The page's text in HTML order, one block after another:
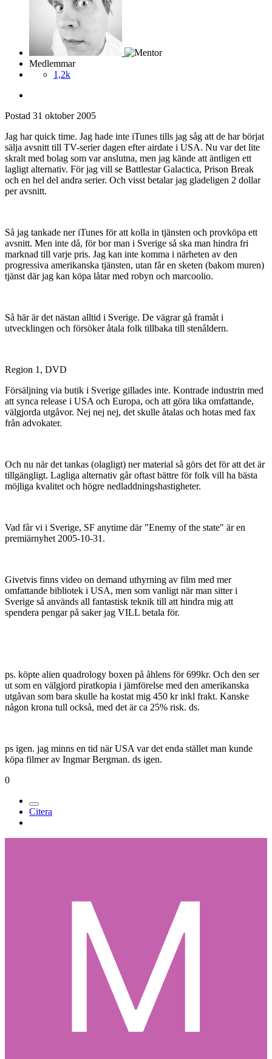
Medlemmar
1,2k
Postad 31 oktober 2005
Jag har quick time. Jag hade inte iTunes tills jag såg att de har börjat
sälja avsnitt till TV-serier dagen efter airdate i USA. Nu var det lite
skralt med bolag som var anslutna, men jag kände att äntligen ett
lagligt alternativ. För jag vill se Battlestar Galactica, Prison Break
och en hel del andra serier. Och visst betalar jag gladeligen 2 dollar
per avsnitt.
Så jag tankade ner iTunes för att kolla in tjänsten och provköpa ett
avsnitt. Men inte då, för bor man i Sverige så ska man hindra fri
marknad till varje pris. Jag kan inte komma i närheten av den
progressiva amerikanska tjänsten, utan får en sketen (bakom muren)
tjänst där jag kan köpa låtar med robyn och marcoolio.
Så här är det nästan alltid i Sverige. De vägrar gå framåt i
utvecklingen och försöker åtala folk tillbaka till stenåldern.
Region 1, DVD
Försäljning via butik i Sverige gillades inte. Kontrade industrin med
att synca release i USA och Europa, och att göra lika omfattande,
välgjorda utgåvor. Nej nej nej, det skulle åtalas och hotas med fax
från advokater.
Och nu när det tankas (olagligt) ner material så görs det för att det är
tillgängligt. Lagliga alternativ går oftast bättre för folk vill ha bästa
möjliga kvalitet och högre nedladdningshastigheter.
Vad får vi i Sverige, SF anytime där "Enemy of the state" är en
premiärnyhet 2005-10-31.
Givetvis finns video on demand uthyrning av film med mer
omfattande bibliotek i USA, men som vanligt när man sitter i
Sverige så används all fantastisk teknik till att hindra mig att
spendera pengar på saker jag VILL betala för.
ps. köpte alien quadrology boxen på åhlens för 699kr. Och den ser
ut som en välgjord piratkopia i jämförelse med den amerikanska
utgåvan som bara skulle ha kostat mig 450 kr inkl frakt. Kanske
någon krona tull också, med det är ca 25% risk. ds.
ps igen. jag minns en tid när USA var det enda stället man kunde
köpa filmer av Ingmar Bergman. ds igen.
0
Citera